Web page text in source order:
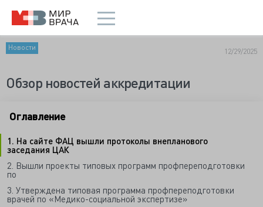
Новости 12/29/2025
Обзор новостей аккредитации
Оглавление
1. На сайте ФАЦ вышли протоколы внепланового
заседания ЦАК
2. Вышли проекты типовых программ профпереподготовки
по
3. Утверждена типовая программа профпереподготовки
врачей по «Медико-социальной экспертизе»